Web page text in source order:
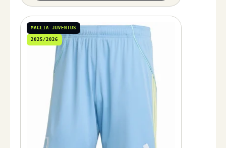
MAGLIA JUVENTUS
2025/2026